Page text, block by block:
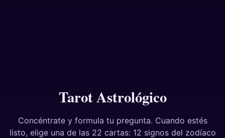
Tarot Astrológico
Concéntrate y formula tu pregunta. Cuando estés
listo, elige una de las 22 cartas: 12 signos del zodíaco